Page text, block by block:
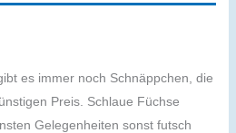
es immer noch Schnäppchen, die
Preis. Schlaue Füchse
Gelegenheiten sonst futsch